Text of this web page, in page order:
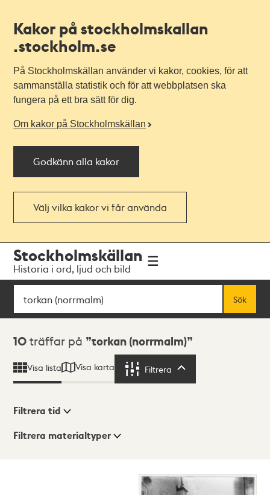
Kakor på stockholmskallan
.stockholm.se
På Stockholmskällan använder vi kakor, cookies, för att
sammanställa statistik och för att webbplatsen ska
fungera på ett bra sätt för dig.
Om kakor på Stockholmskällan
Godkänn alla kakor
Välj vilka kakor vi får använda
navigationen
huvudinnehållet
Stockholmskällan
Historia i ord, ljud och bild
Sök
Sök
Sökresultat
10 träffar på torkan (norrmalm)
Visa lista Visa karta Filtrera
Visningsläge
Filtrera tid
Filtrera materialtyper